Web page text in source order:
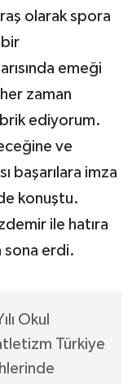
olarak spora
emeği
zaman
ediyorum.
ve
başarılara imza
konuştu.
ile hatıra
sona erdi.
Okul
Türkiye